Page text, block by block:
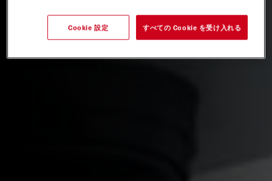
Cookie 設定 すべての Cookie を受け入れる